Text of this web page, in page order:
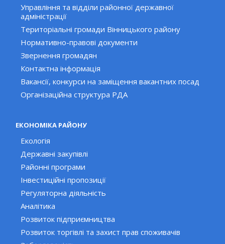
Управління та відділи районної державної
адміністрації
Територіальні громади Вінницького району
Нормативно-правові документи
Звернення громадян
Контактна інформація
Вакансії, конкурси на заміщення вакантних посад
Організаційна структура РДА
ЕКОНОМІКА РАЙОНУ
Екологія
Державні закупівлі
Районні програми
Інвестиційні пропозиції
Регуляторна діяльність
Аналітика
Розвиток підприємництва
Розвиток торгівлі та захист прав споживачів